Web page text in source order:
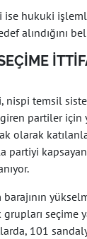
hukuki
alındığını
nispi temsil
partiler için
olarak
partiyi
seçime
101